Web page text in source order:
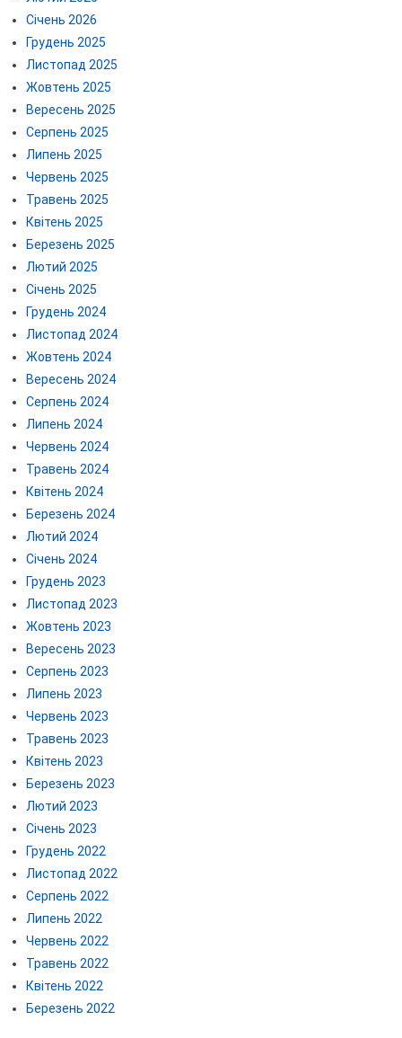
Січень 2026
Грудень 2025
Листопад 2025
Жовтень 2025
Вересень 2025
Серпень 2025
Липень 2025
Червень 2025
Травень 2025
Квітень 2025
Березень 2025
Лютий 2025
Січень 2025
Грудень 2024
Листопад 2024
Жовтень 2024
Вересень 2024
Серпень 2024
Липень 2024
Червень 2024
Травень 2024
Квітень 2024
Березень 2024
Лютий 2024
Січень 2024
Грудень 2023
Листопад 2023
Жовтень 2023
Вересень 2023
Серпень 2023
Липень 2023
Червень 2023
Травень 2023
Квітень 2023
Березень 2023
Лютий 2023
Січень 2023
Грудень 2022
Листопад 2022
Серпень 2022
Липень 2022
Червень 2022
Травень 2022
Квітень 2022
Березень 2022